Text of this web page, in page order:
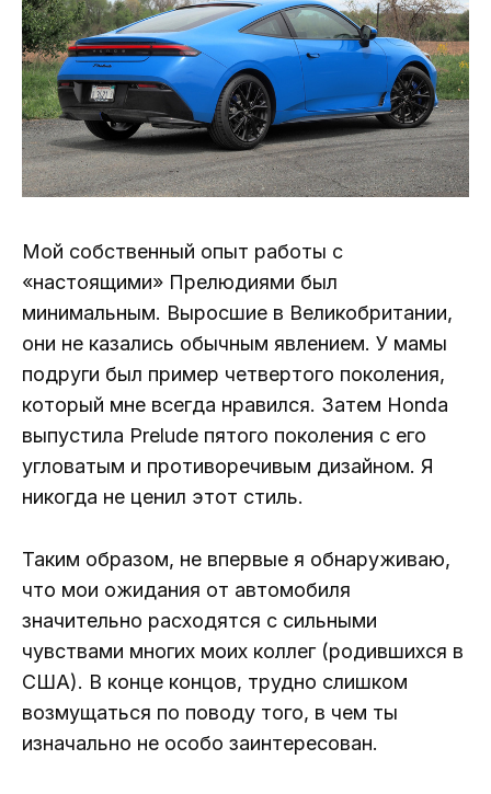
Мой собственный опыт работы с
«настоящими» Прелюдиями был
минимальным. Выросшие в Великобритании,
они не казались обычным явлением. У мамы
подруги был пример четвертого поколения,
который мне всегда нравился. Затем Honda
выпустила Prelude пятого поколения с его
угловатым и противоречивым дизайном. Я
никогда не ценил этот стиль.
Таким образом, не впервые я обнаруживаю,
что мои ожидания от автомобиля
значительно расходятся с сильными
чувствами многих моих коллег (родившихся в
США). В конце концов, трудно слишком
возмущаться по поводу того, в чем ты
изначально не особо заинтересован.